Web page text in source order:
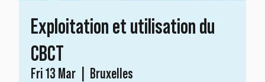
Exploitation et utilisation du
CBCT
Fri 13 Mar Bruxelles